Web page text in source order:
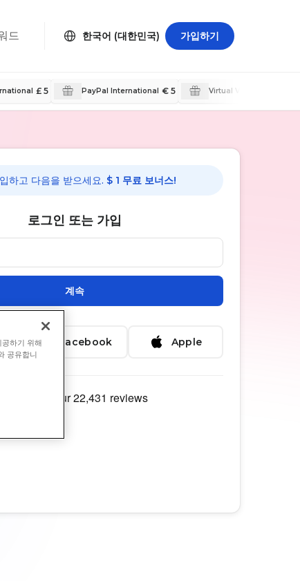
드 한국어 (대한민국) 가입하기
£ 5 PayPal International € 5 Virtual Visa
하고 다음을 받으세요. $ 1 무료 보너스!
로그인 또는 가입
계속
Facebook Apple
하기 위해
공유합니